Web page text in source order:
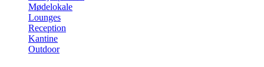
Mødelokale
Lounges
Reception
Kantine
Outdoor